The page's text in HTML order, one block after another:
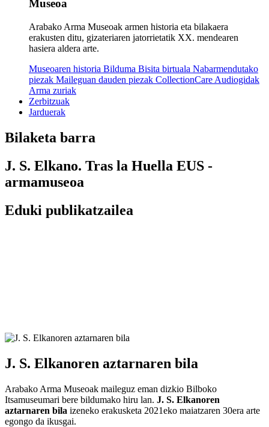
Museoa
Arabako Arma Museoak armen historia eta bilakaera
erakusten ditu, gizateriaren jatorrietatik XX. mendearen
hasiera aldera arte.
Museoaren historia Bilduma Bisita birtuala Nabarmendutako
piezak Maileguan dauden piezak CollectionCare Audiogidak
Arma zuriak
Zerbitzuak
Jarduerak
Bilaketa barra
J. S. Elkano. Tras la Huella EUS -
armamuseoa
Eduki publikatzailea
J. S. Elkanoren aztarnaren bila
Arabako Arma Museoak maileguz eman dizkio Bilboko
Itsamuseumari bere bildumako hiru lan. J. S. Elkanoren
aztarnaren bila izeneko erakusketa 2021eko maiatzaren 30era arte
egongo da ikusgai.